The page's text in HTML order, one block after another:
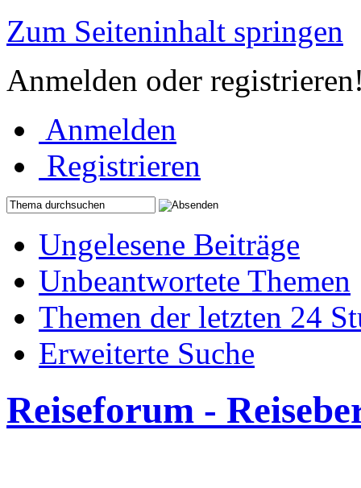
Zum Seiteninhalt springen
Anmelden oder
Anmelden
Registrieren
Ungelesene Beiträge
Unbeantwortete Themen
Themen der letzten 24
Erweiterte Suche
Reiseforum -